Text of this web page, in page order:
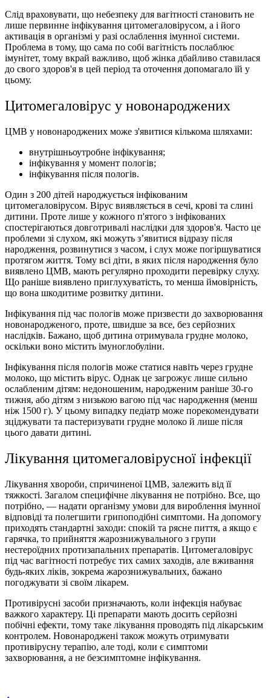
Слід враховувати, що небезпеку для вагітності становить не
лише первинне інфікування цитомегаловірусом, а і його
активація в організмі у разі ослаблення імунної системи.
Проблема в тому, що сама по собі вагітність послаблює
імунітет, тому вкрай важливо, щоб жінка дбайливо ставилася
до свого здоров'я в цей період та оточення допомагало їй у
цьому.
Цитомегаловірус у новонароджених
ЦМВ у новонароджених може з'явитися кількома шляхами:
внутрішньоутробне інфікування;
інфікування у момент пологів;
інфікування після пологів.
Один з 200 дітей народжується інфікованим
цитомегаловірусом. Вірус виявляється в сечі, крові та слині
дитини. Проте лише у кожного п'ятого з інфікованих
спостерігаються довготривалі наслідки для здоров'я. Часто це
проблеми зі слухом, які можуть з’явитися відразу після
народження, розвинутися з часом, і слух може погіршуватися
протягом життя. Тому всі діти, в яких після народження було
виявлено ЦМВ, мають регулярно проходити перевірку слуху.
Що раніше виявлено приглухуватість, то менша ймовірність,
що вона шкодитиме розвитку дитини.
Інфікування під час пологів може призвести до захворювання
новонародженого, проте, швидше за все, без серйозних
наслідків. Бажано, щоб дитина отримувала грудне молоко,
оскільки воно містить імуноглобуліни.
Інфікування після пологів може статися навіть через грудне
молоко, що містить вірус. Однак це загрожує лише сильно
ослабленим дітям: недоношеним, народженим раніше 30-го
тижня, або дітям з низькою вагою під час народження (менш
ніж 1500 г). У цьому випадку педіатр може порекомендувати
зціджувати та пастеризувати грудне молоко й лише після
цього давати дитині.
Лікування цитомегаловірусної інфекції
Лікування хвороби, спричиненої ЦМВ, залежить від її
тяжкості. Загалом специфічне лікування не потрібно. Все, що
потрібно, — надати організму умови для вироблення імунної
відповіді та полегшити грипоподібні симптоми. На допомогу
приходять стандартні заходи: спокій та рясне пиття, а якщо є
гарячка, то прийняття жарознижувального з групи
нестероїдних протизапальних препаратів. Цитомегаловірус
під час вагітності потребує тих самих заходів, але вживання
будь-яких ліків, зокрема жарознижувальних, бажано
погоджувати зі своїм лікарем.
Противірусні засоби призначають, коли інфекція набуває
важкого характеру. Ці препарати мають досить серйозні
побічні ефекти, тому таке лікування проводять під лікарським
контролем. Новонароджені також можуть отримувати
противірусну терапію, але тоді, коли є симптоми
захворювання, а не безсимптомне інфікування.